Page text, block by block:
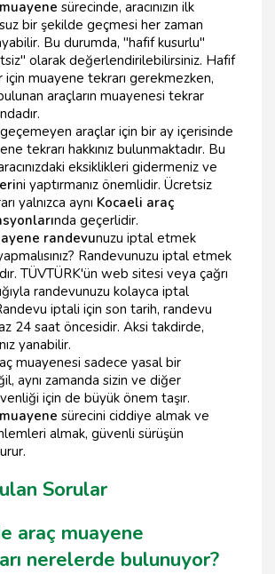
sürecinde, aracınızın ilk
bir şekilde geçmesi her zaman
Bu durumda, "hafif kusurlu"
olarak değerlendirilebilirsiniz. Hafif
için muayene tekrarı gerekmezken,
araçların muayenesi tekrar
araçlar için bir ay içerisinde
tekrarı hakkınız bulunmaktadır. Bu
eksiklikleri gidermeniz ve
ni yaptırmanız önemlidir. Ücretsiz
yalnızca aynı Kocaeli araç
nda geçerlidir.
randevunuzu iptal etmek
Randevunuzu iptal etmek
TÜVTÜRK'ün web sitesi veya çağrı
randevunuzu kolayca iptal
iptali için son tarih, randevu
24 saat öncesidir. Aksi takdirde,
yanabilir.
muayenesi sadece yasal bir
aynı zamanda sizin ve diğer
için de büyük önem taşır.
sürecini ciddiye almak ve
almak, güvenli sürüşün
Sorular
araç muayene
nerelerde bulunuyor?